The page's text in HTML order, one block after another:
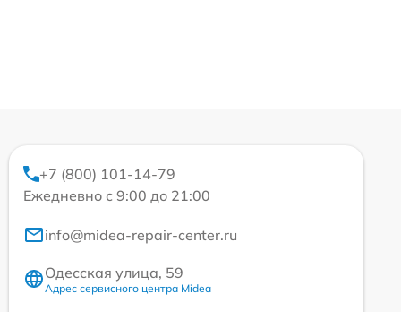
+7 (800) 101-14-79
Ежедневно с 9:00 до 21:00
info@midea-repair-center.ru
Одесская улица, 59
Адрес сервисного центра Midea